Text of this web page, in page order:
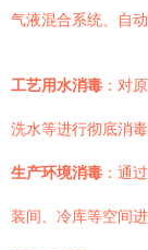
气液混合系统、自
工艺用水消毒 ：对
洗水等进行彻底消
生产环境消毒 ：通
装间、冷库等空间